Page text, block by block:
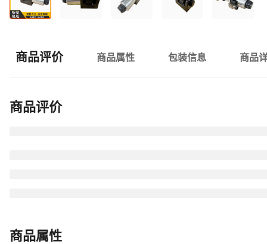
商品评价 商品属性 包装信息 商品
商品评价
商品属性